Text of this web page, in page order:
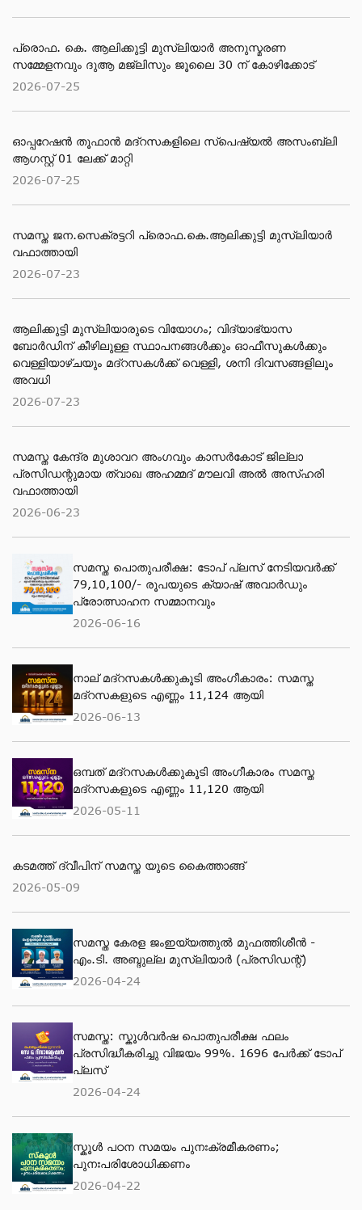
പ്രൊഫ. കെ. ആലിക്കുട്ടി മുസ്‌ലിയാർ അനുസ്മരണ
സമ്മേളനവും ദുആ മജ്ലിസും ജൂലൈ 30 ന് കോഴിക്കോട്
2026-07-25
ഓപ്പറേഷൻ തൂഫാൻ മദ്റസകളിലെ സ്പെഷ്യൽ അസംബ്ലി
ആഗസ്റ്റ് 01 ലേക്ക് മാറ്റി
2026-07-25
സമസ്ത ജന.സെക്രട്ടറി പ്രൊഫ.കെ.ആലിക്കുട്ടി മുസ്‌ലിയാര്‍
വഫാത്തായി
2026-07-23
ആലിക്കുട്ടി മുസ്​ലിയാരുടെ വിയോ​ഗം; വിദ്യാഭ്യാസ
ബോര്‍ഡിന് കീഴിലുള്ള സ്ഥാപനങ്ങള്‍ക്കും ഓഫീസുകള്‍ക്കും
വെള്ളിയാഴ്ചയും മദ്റസകള്‍ക്ക് വെള്ളി, ശനി ദിവസങ്ങളിലും
അവധി
2026-07-23
സമസ്ത കേന്ദ്ര മുശാവറ അംഗവും കാസര്‍കോട് ജില്ലാ
പ്രസിഡന്റുമായ ത്വാഖ അഹമ്മദ് മൗലവി അല്‍ അസ്ഹരി
വഫാത്തായി
2026-06-23
സമസ്ത പൊതുപരീക്ഷ: ടോപ് പ്ലസ് നേടിയവര്‍ക്ക്
79,10,100/- രൂപയുടെ ക്യാഷ് അവാര്‍ഡും
പ്രോത്സാഹന സമ്മാനവും
2026-06-16
നാല് മദ്‌റസകൾക്കുകൂടി അംഗീകാരം: സമസ്ത
മദ്‌റസകളുടെ എണ്ണം 11,124 ആയി
2026-06-13
ഒമ്പത് മദ്റസകള്‍ക്കുകൂടി അംഗീകാരം സമസ്ത
മദ്റസകളുടെ എണ്ണം 11,120 ആയി
2026-05-11
കടമത്ത് ദ്വീപിന് സമസ്ത യുടെ കൈത്താങ്ങ്
2026-05-09
സമസ്ത കേരള ജംഇയ്യത്തുല്‍ മുഫത്തിശീന്‍ -
എം.ടി. അബ്ദുല്ല മുസ്‌ലിയാര്‍ (പ്രസിഡന്റ്)
2026-04-24
സമസ്ത: സ്കൂള്‍വര്‍ഷ പൊതുപരീക്ഷ ഫലം
പ്രസിദ്ധീകരിച്ചു വിജയം 99%. 1696 പേര്‍ക്ക് ടോപ്
പ്ലസ്
2026-04-24
സ്കൂള്‍ പഠന സമയം പുനഃക്രമീകരണം;
പുനഃപരിശോധിക്കണം
2026-04-22